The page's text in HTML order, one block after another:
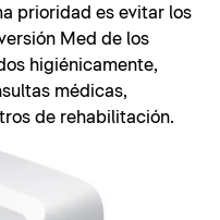
prioridad es evitar los
Med de los
higiénicamente,
médicas,
de rehabilitación.